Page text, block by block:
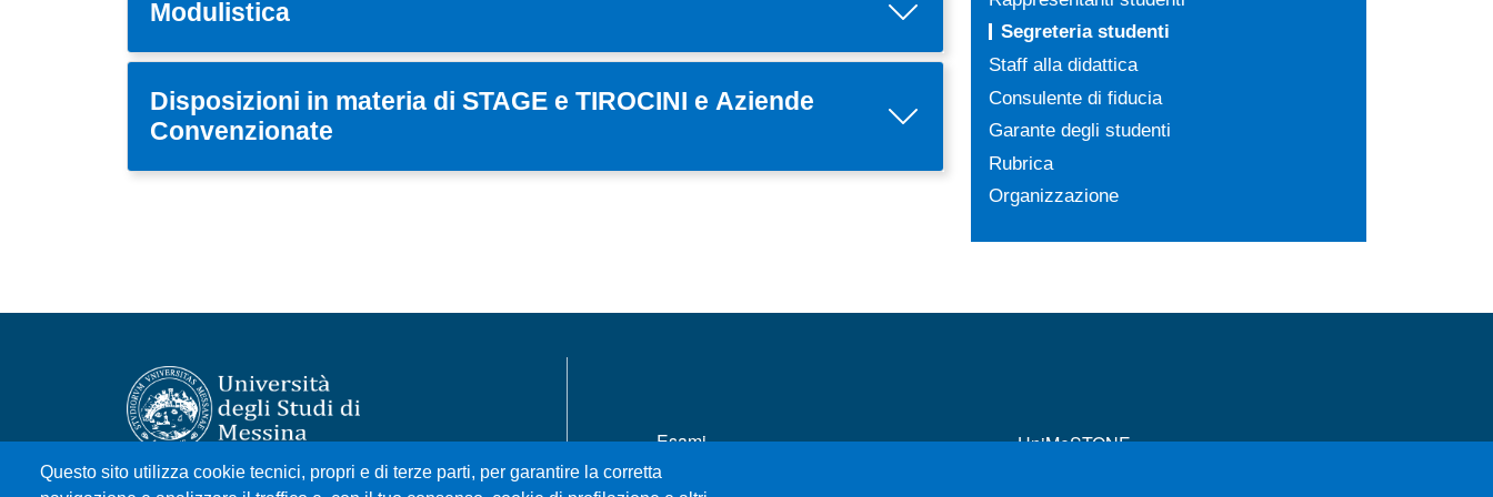
Modulistica
Disposizioni in materia di STAGE e TIROCINI e Aziende
Convenzionate
Segreteria studenti
Staff alla didattica
Consulente di fiducia
Garante degli studenti
Rubrica
Organizzazione
Questo sito utilizza cookie tecnici, propri e di terze parti, per garantire la corretta
Esami
Accessibility statement
UniMeSTONE